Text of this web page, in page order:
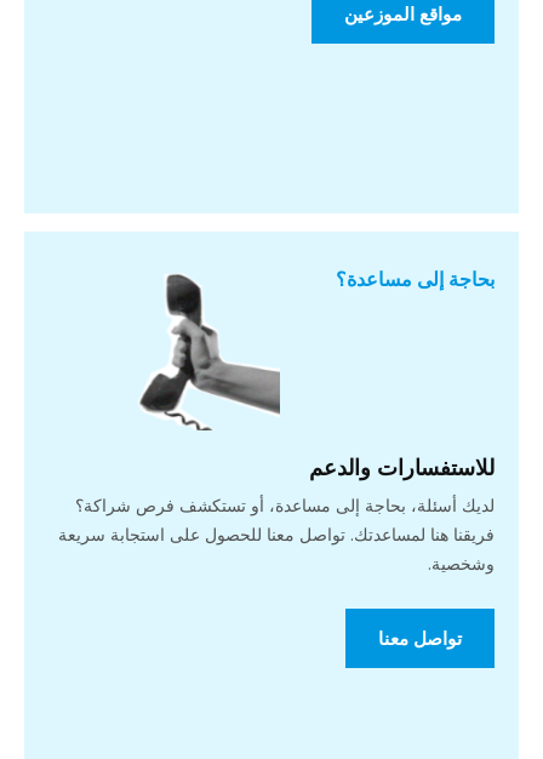
مواقع الموزعين
بحاجة إلى مساعدة؟
للاستفسارات والدعم
لديك أسئلة، بحاجة إلى مساعدة، أو تستكشف فرص شراكة؟
فريقنا هنا لمساعدتك. تواصل معنا للحصول على استجابة سريعة
وشخصية.
تواصل معنا